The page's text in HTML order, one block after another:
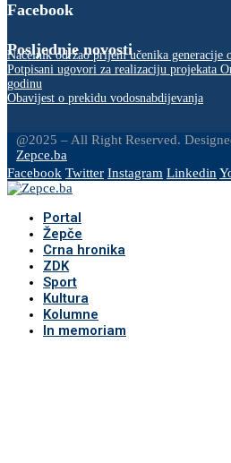
Facebook
Posljednje novosti
Načelnik održao prijem učenika generacije
Potpisani ugovori za realizaciju projekata
godinu
Obavijest o prekidu vodosnabdijevanja
@2025 – All Right Reserved.
Zepce.ba
Facebook Twitter Instagram Linkedin
Portal
Žepče
Crna hronika
ZDK
Sport
Kultura
Kolumne
In memoriam